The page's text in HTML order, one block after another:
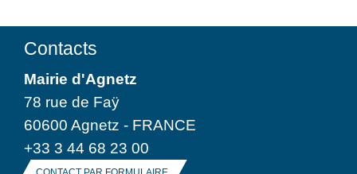
Contacts
Mairie d'Agnetz
78 rue de Faÿ
60600 Agnetz - FRANCE
+33 3 44 68 23 00